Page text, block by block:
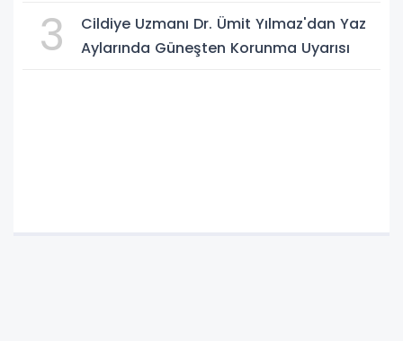
3
Cildiye Uzmanı Dr. Ümit Yılmaz'dan Yaz
Aylarında Güneşten Korunma Uyarısı